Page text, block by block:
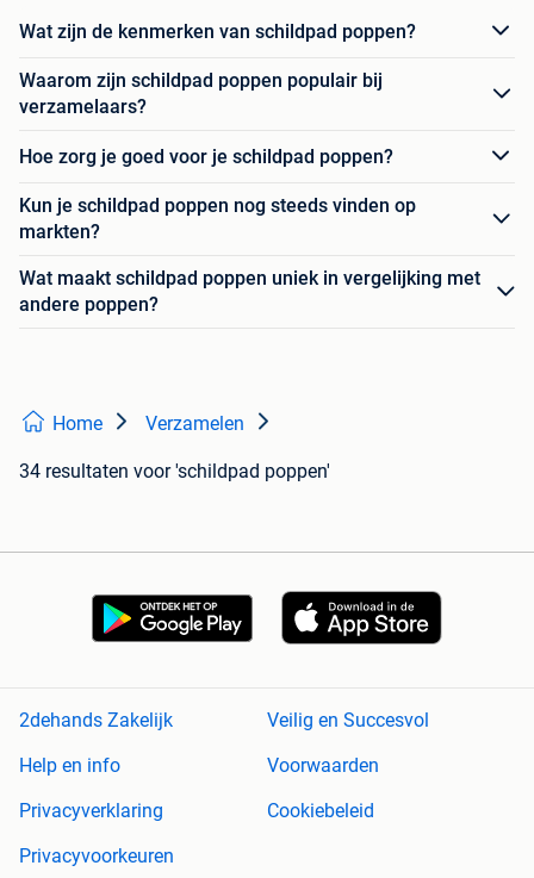
Wat zijn de kenmerken van schildpad poppen?
Waarom zijn schildpad poppen populair bij
verzamelaars?
Hoe zorg je goed voor je schildpad poppen?
Kun je schildpad poppen nog steeds vinden op
markten?
Wat maakt schildpad poppen uniek in vergelijking met
andere poppen?
Home Verzamelen
34 resultaten voor 'schildpad poppen'
2dehands Zakelijk
Veilig en Succesvol
Help en info
Voorwaarden
Privacyverklaring
Cookiebeleid
Privacyvoorkeuren